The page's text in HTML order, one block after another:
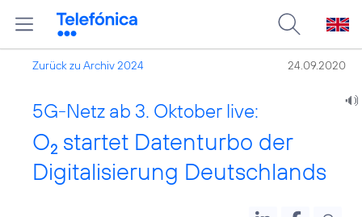
Zurück zu Archiv 2024 24.09.2020
5G-Netz ab 3. Oktober live:
O2 startet Datenturbo der
Digitalisierung Deutschlands